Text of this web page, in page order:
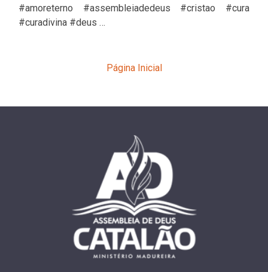
#amoreterno #assembleiadedeus #cristao #cura
#curadivina #deus …
Página Inicial